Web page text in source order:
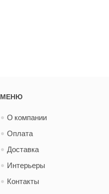
МЕНЮ
О компании
Оплата
Доставка
Интерьеры
Контакты